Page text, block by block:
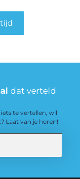
dat verteld
te vertellen, wil
Laat van je horen!